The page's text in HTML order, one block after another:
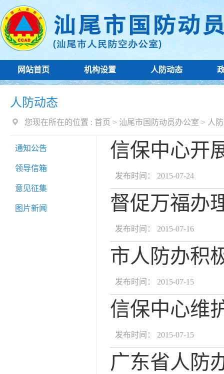
网站首页 机构设置 人防动态
人防动态
您现在所在的位置 : 首页 > 汕尾市国防动员办公室 > 人
通知公告
领导信箱
意见征集
图片新闻
信保中心开
发布时间： 2015-07-24
督促万福办
发布时间： 2015-07-16
市人防办积
发布时间： 2015-07-15
信保中心维
发布时间： 2015-07-15
广东省人防